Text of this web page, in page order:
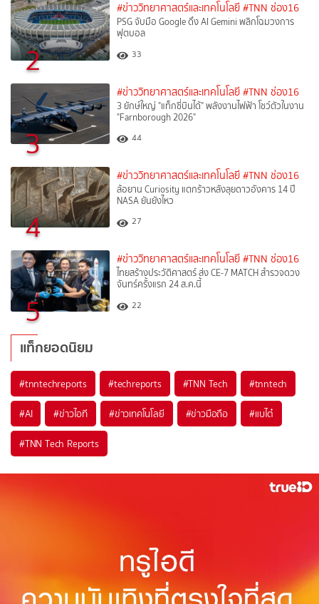
2
#ข่าววิทยาศาสตร์และเทคโนโลยี #TNN ช่อง16
PSG จับมือ Google ดึง AI Gemini พลิกโฉมวงการ
ฟุตบอล
33
3
#ข่าววิทยาศาสตร์และเทคโนโลยี #TNN ช่อง16
3 ยักษ์ใหญ่ "แท็กซี่บินได้" พลังงานไฟฟ้า โชว์ตัวในงาน
"Farnborough 2026"
44
4
#ข่าววิทยาศาสตร์และเทคโนโลยี #TNN ช่อง16
ล้อยาน Curiosity แตกร้าวหลังลุยดาวอังคาร 14 ปี
NASA ยันยังไหว
27
5
#ข่าววิทยาศาสตร์และเทคโนโลยี #TNN ช่อง16
ไทยสร้างประวัติศาสตร์ ส่ง CE-7 MATCH สำรวจดวง
จันทร์ครั้งแรก 24 ส.ค.นี้
22
แท็กยอดนิยม
#tnntechreports #techreports #TNN Tech #tnntech
#AI #ข่าวไอที #ข่าวเทคโนโลยี #ข่าวมือถือ #แบไต๋
#TNN Tech Reports